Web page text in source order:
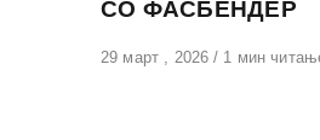
СО ФАСБЕНДЕР
Објавено
29 март , 2026 1 мин